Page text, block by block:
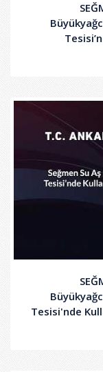
37,5cm/
Tesisi'nde